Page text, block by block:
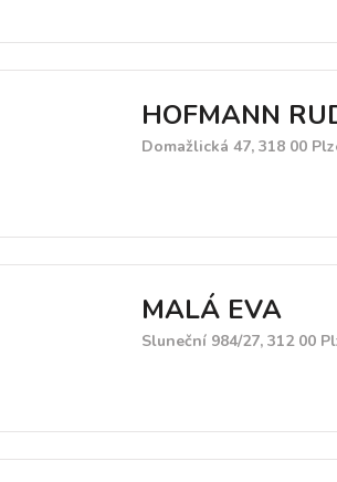
HOFMANN
Domažlická 47, 318 00
MALÁ EVA
Sluneční 984/27, 312 00